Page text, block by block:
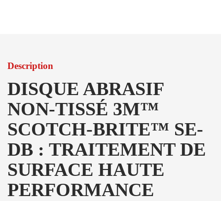
Description
DISQUE ABRASIF
NON-TISSÉ 3M™
SCOTCH-BRITE™ SE-
DB : TRAITEMENT DE
SURFACE HAUTE
PERFORMANCE